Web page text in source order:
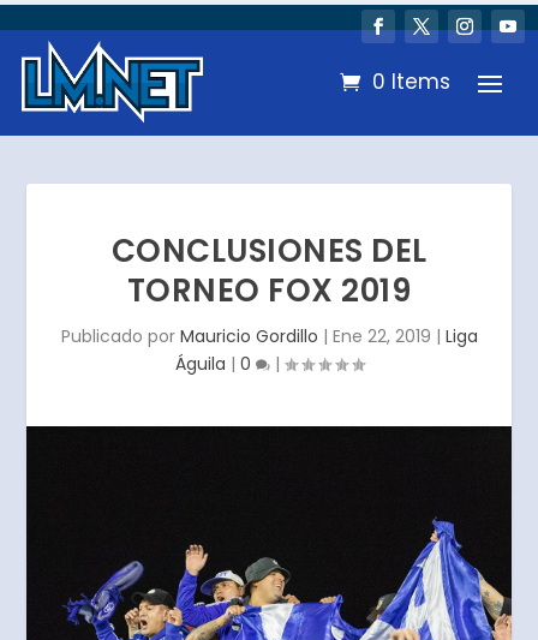
0 Items
CONCLUSIONES DEL
TORNEO FOX 2019
Publicado por Mauricio Gordillo | Ene 22, 2019 | Liga
Águila | 0 |